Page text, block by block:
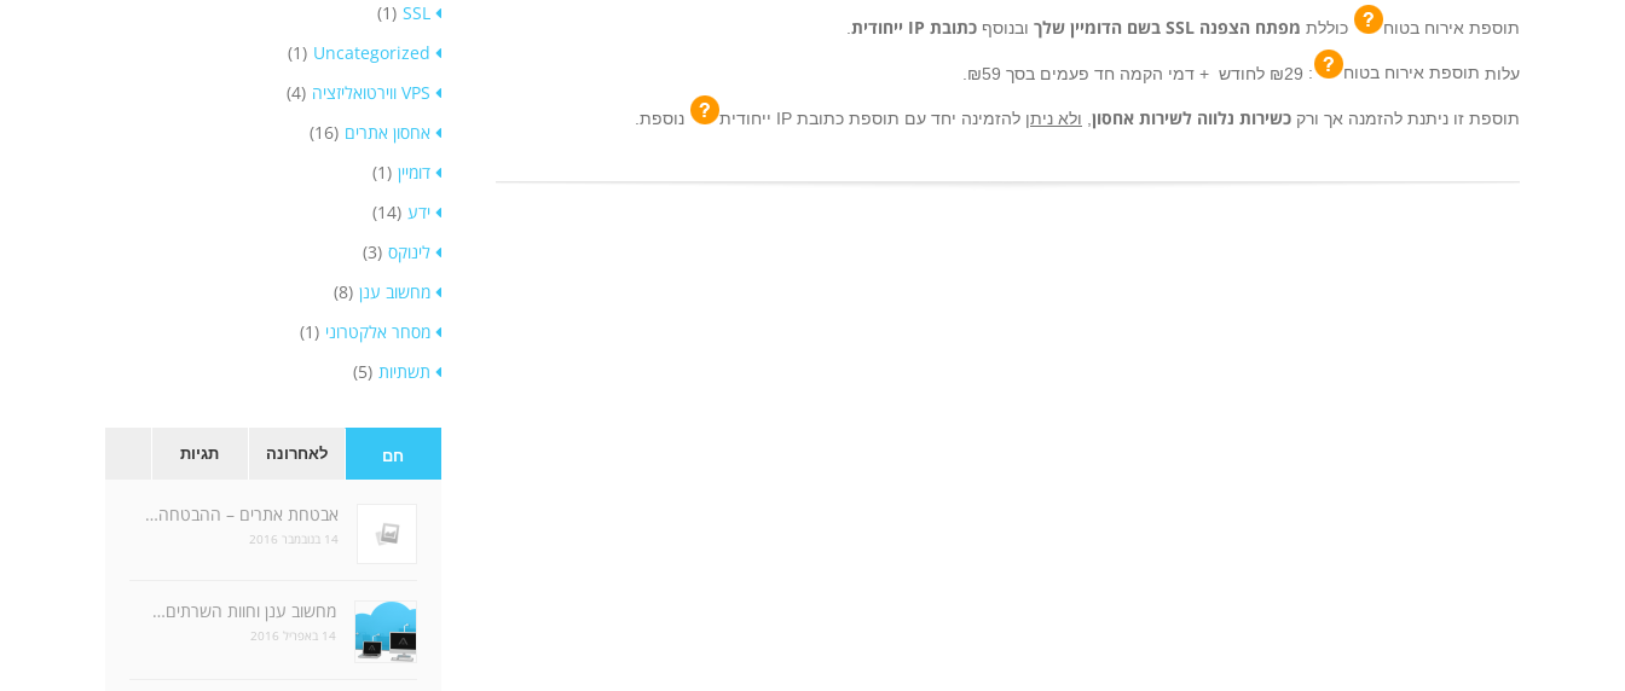
תוספת אירוח בטוח כוללת מפתח הצפנה SSL בשם הדומיין שלך ובנוסף כתובת IP ייחודית
עלות תוספת אירוח בטוח :
תוספת זו ניתנת להזמנה אך ורק כשירות נלווה לשירות אחסון ולא ניתן להזמינה יחד עם תוספת כתובת IP ייחודית נוספת.
SSL
(1)
Uncategorized
(1)
VPS ווירטואליזציה
(4)
אחסון אתרים (16)
דומיין (1)
ידע (14)
לינוקס (3)
מחשוב ענן (8)
מסחר אלקטרוני (1)
תשתיות (5)
חם לאחרונה תגיות
אבטחת אתרים – ההבטחה…
14 בנובמבר 2016
מחשוב ענן וחוות השרתים…
14 באפריל 2016